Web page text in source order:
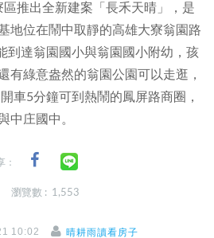
推出全新建案「長禾天晴」，是
地位在鬧中取靜的高雄大寮翁園路
到達翁園國小與翁園國小附幼，孩
有綠意盎然的翁園公園可以走逛，
車5分鐘可到熱鬧的鳳屏路商圈，
中庄國中。
：
瀏覽數 : 1,553
10:02 晴耕雨讀看房子